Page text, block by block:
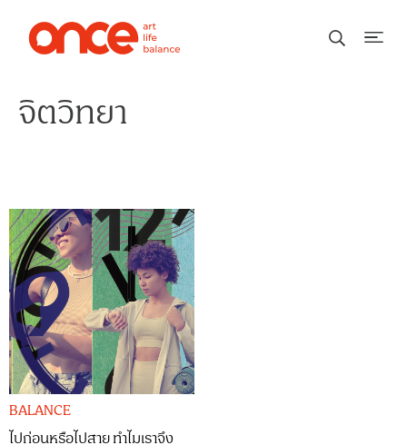
จิตวิทยา
BALANCE
ไปก่อนหรือไปสาย ทำไมเราจึง